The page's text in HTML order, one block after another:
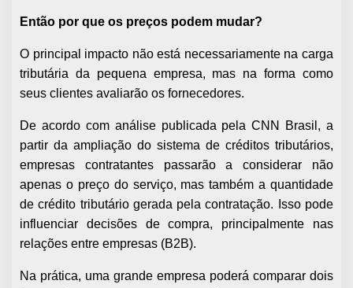
Então por que os preços podem mudar?
O principal impacto não está necessariamente na carga
tributária da pequena empresa, mas na forma como
seus clientes avaliarão os fornecedores.
De acordo com análise publicada pela CNN Brasil, a
partir da ampliação do sistema de créditos tributários,
empresas contratantes passarão a considerar não
apenas o preço do serviço, mas também a quantidade
de crédito tributário gerada pela contratação. Isso pode
influenciar decisões de compra, principalmente nas
relações entre empresas (B2B).
Na prática, uma grande empresa poderá comparar dois